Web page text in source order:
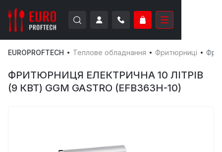
EUROPROFTECH Теплове обладнання Фритюрниці
ФРИТЮРНИЦЯ ЕЛЕКТРИЧНА 10 ЛІТРІВ
(9 КВТ) GGM GASTRO (EFB363H-10)